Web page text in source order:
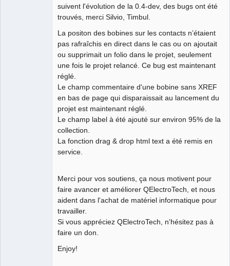
suivent l'évolution de la 0.4-dev, des bugs ont été
trouvés, merci Silvio, Timbul.
La positon des bobines sur les contacts n’étaient
pas rafraîchis en direct dans le cas ou on ajoutait
ou supprimait un folio dans le projet, seulement
une fois le projet relancé. Ce bug est maintenant
réglé.
Le champ commentaire d'une bobine sans XREF
en bas de page qui disparaissait au lancement du
projet est maintenant réglé.
Le champ label à été ajouté sur environ 95% de la
collection.
La fonction drag & drop html text a été remis en
service.
Merci pour vos soutiens, ça nous motivent pour
faire avancer et améliorer QElectroTech, et nous
aident dans l'achat de matériel informatique pour
travailler.
Si vous appréciez QElectroTech, n'hésitez pas à
faire un don.
Enjoy!